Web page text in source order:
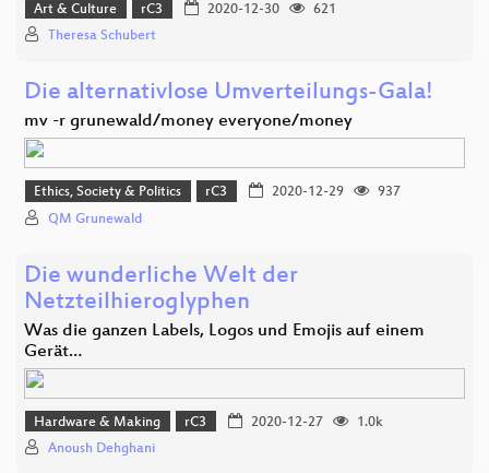
Art & Culture rC3 2020-12-30
621
Theresa Schubert
Die alternativlose Umverteilungs-Gala!
mv -r grunewald/money everyone/money
Ethics, Society & Politics rC3 2020-12-29
937
QM Grunewald
Die wunderliche Welt der
Netzteilhieroglyphen
Was die ganzen Labels, Logos und Emojis auf einem
Gerät…
Hardware & Making rC3 2020-12-27
1.0k
Anoush Dehghani